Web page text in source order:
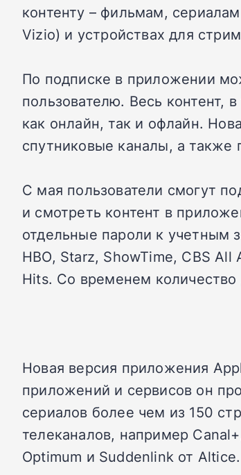
контенту – фильмам,
Vizio) и устройствах для
По подписке в приложении
пользователю. Весь контент,
как онлайн, так и офлайн.
спутниковые каналы, а также
С мая пользователи смогут
и смотреть контент в
отдельные пароли к учетным
HBO, Starz, ShowTime, CBS
Hits. Со временем количество
Новая версия приложения
приложений и сервисов он
сериалов более чем из 150
телеканалов, например
Optimum и Suddenlink от Altice.